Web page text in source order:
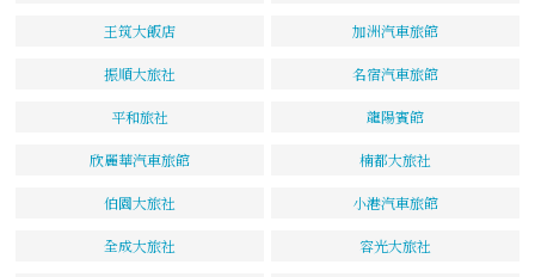
王筑大飯店 加洲汽車旅館
振順大旅社 名宿汽車旅館
平和旅社 龍陽賓館
欣麗華汽車旅館 楠都大旅社
伯園大旅社 小港汽車旅館
全成大旅社 容光大旅社